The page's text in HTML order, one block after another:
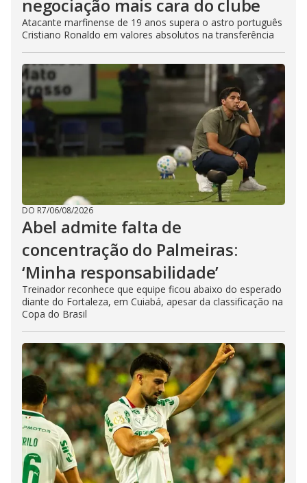
negociação mais cara do clube
Atacante marfinense de 19 anos supera o astro português
Cristiano Ronaldo em valores absolutos na transferência
DO R7/06/08/2026
Abel admite falta de
concentração do Palmeiras:
‘Minha responsabilidade’
Treinador reconhece que equipe ficou abaixo do esperado
diante do Fortaleza, em Cuiabá, apesar da classificação na
Copa do Brasil